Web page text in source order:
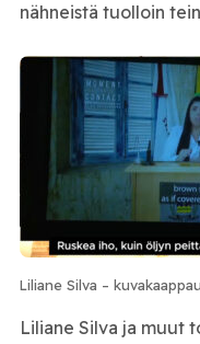
nähneistä tuolloin
Liliane Silva –
Liliane Silva ja muut